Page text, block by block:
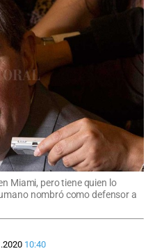
Miami, pero tiene quien lo
nombró como defensor a
10:40